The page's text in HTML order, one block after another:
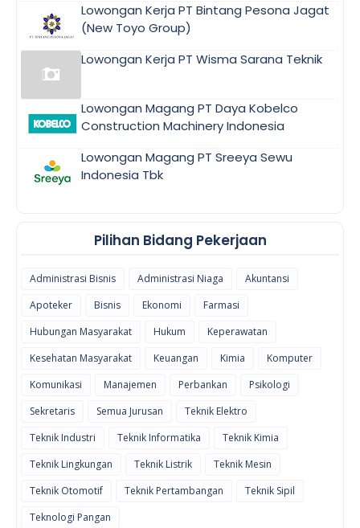
Lowongan Kerja PT Bintang Pesona Jagat
(New Toyo Group)
Lowongan Kerja PT Wisma Sarana Teknik
Lowongan Magang PT Daya Kobelco
Construction Machinery Indonesia
Lowongan Magang PT Sreeya Sewu
Indonesia Tbk
Pilihan Bidang Pekerjaan
Administrasi Bisnis Administrasi Niaga
Akuntansi
Apoteker
Bisnis Ekonomi
Farmasi
Hubungan Masyarakat
Hukum
Keperawatan
Kesehatan Masyarakat
Keuangan Kimia
Komputer
Komunikasi
Manajemen Perbankan
Psikologi
Sekretaris
Semua Jurusan
Teknik Elektro
Teknik Industri
Teknik Informatika
Teknik Kimia
Teknik Lingkungan
Teknik Listrik
Teknik Mesin
Teknik Otomotif
Teknik Pertambangan
Teknik Sipil
Teknologi Pangan